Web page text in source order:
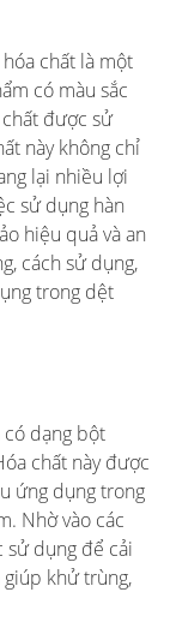
chất là một
có màu sắc
được sử
này không chỉ
lại nhiều lợi
sử dụng hàn
hiệu quả và an
cách sử dụng,
trong dệt
dạng bột
chất này được
ứng dụng trong
Nhờ vào các
sử dụng để cải
khử trùng,